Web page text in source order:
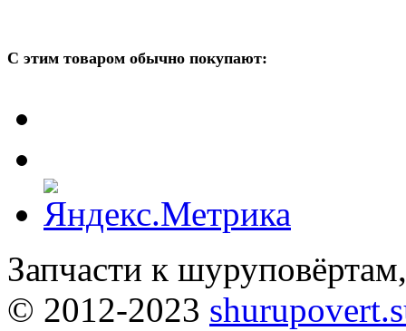
С этим товаром обычно покупают:
Запчасти к
© 2012-2023